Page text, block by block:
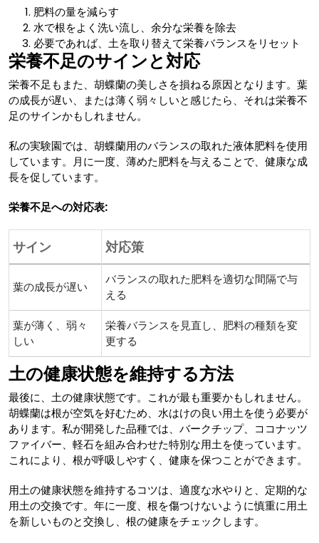
肥料の量を減らす
水で根をよく洗い流し、余分な栄養を除去
必要であれば、土を取り替えて栄養バランスをリセット
栄養不足のサインと対応
栄養不足もまた、胡蝶蘭の美しさを損ねる原因となります。葉
の成長が遅い、または薄く弱々しいと感じたら、それは栄養不
足のサインかもしれません。
私の実験園では、胡蝶蘭用のバランスの取れた液体肥料を使用
しています。月に一度、薄めた肥料を与えることで、健康な成
長を促しています。
栄養不足への対応表:
サイン 対応策
葉の成長が遅い
バランスの取れた肥料を適切な間隔で与
える
葉が薄く、弱々
しい
栄養バランスを見直し、肥料の種類を変
更する
土の健康状態を維持する方法
最後に、土の健康状態です。これが最も重要かもしれません。
胡蝶蘭は根が空気を好むため、水はけの良い用土を使う必要が
あります。私が開発した品種では、バークチップ、ココナッツ
ファイバー、軽石を組み合わせた特別な用土を使っています。
これにより、根が呼吸しやすく、健康を保つことができます。
用土の健康状態を維持するコツは、適度な水やりと、定期的な
用土の交換です。年に一度、根を傷つけないように慎重に用土
を新しいものと交換し、根の健康をチェックします。